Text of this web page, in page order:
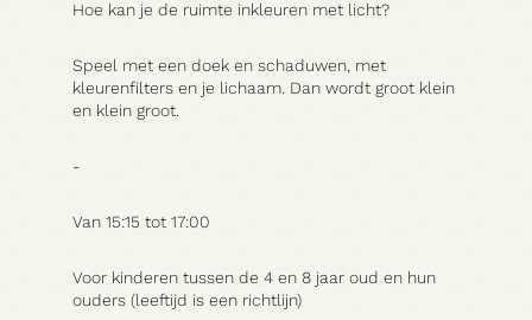
Contact
Hoe kan je de ruimte inkleuren met licht?
Speel met een doek en schaduwen, met
kleurenfilters en je lichaam. Dan wordt groot klein
en klein groot.
-
Van 15:15 tot 17:00
Voor kinderen tussen de 4 en 8 jaar oud en hun
ouders (leeftijd is een richtlijn)